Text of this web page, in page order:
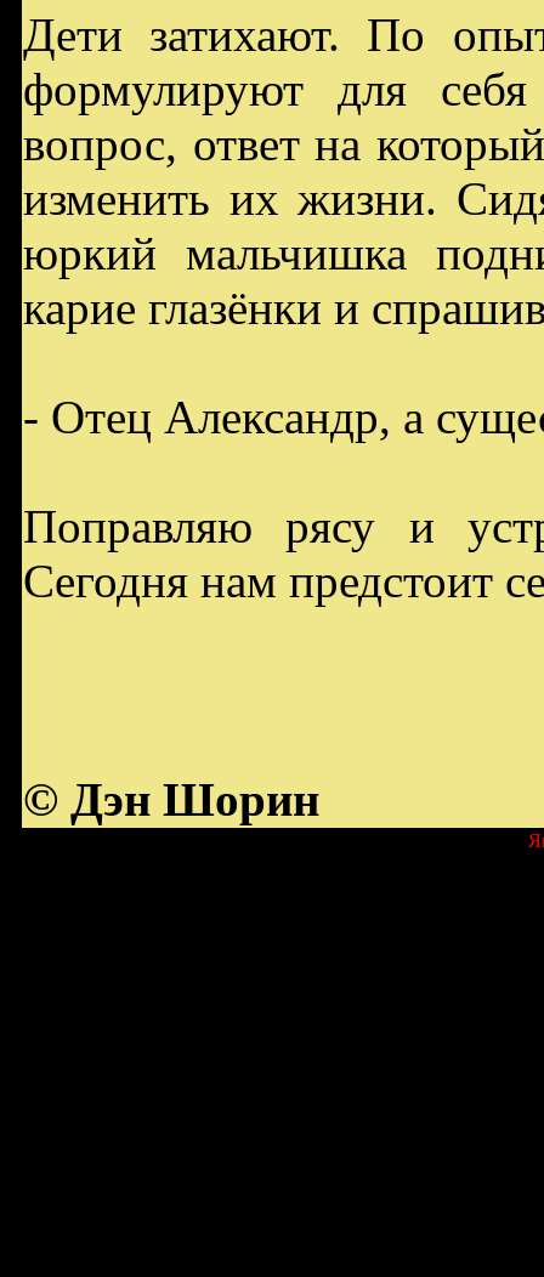
Дети затихают. По
формулируют для
вопрос, ответ на
изменить их жизни.
юркий мальчишка
карие глазёнки и
- Отец Александр, а
Поправляю рясу и
Сегодня нам предстоит
© Дэн Шорин